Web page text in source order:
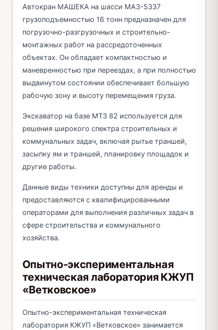
Автокран МАШЕКА на шасси МАЗ-5337
грузоподъемностью 16 тонн предназначен для
погрузочно-разгрузочных и строительно-
монтажных работ на рассредоточенных
объектах. Он обладает компактностью и
маневренностью при переездах, а при полностью
выдвинутом состоянии обеспечивает большую
рабочую зону и высоту перемещения груза.
Экскаватор на базе МТЗ 82 используется для
решения широкого спектра строительных и
коммунальных задач, включая рытье траншей,
засыпку ям и траншей, планировку площадок и
другие работы.
Данные виды техники доступны для аренды и
предоставляются с квалифицированными
операторами для выполнения различных задач в
сфере строительства и коммунального
хозяйства.
Опытно-экспериментальная
техническая лаборатория КЖУП
«Ветковское»
Опытно-экспериментальная техническая
лаборатория КЖУП «Ветковское» занимается